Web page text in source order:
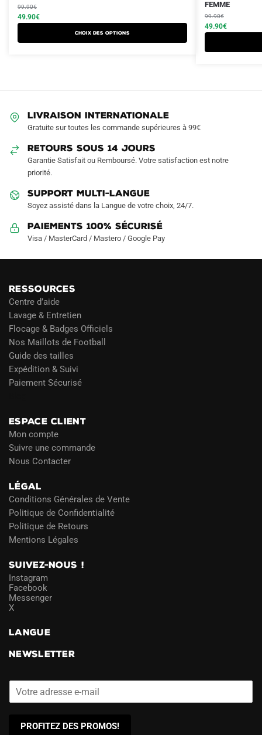
99.90€
prix
initial
était :
49.90€
prix
actuel
est :
Choix des options
produit
a
choisies
la
page
produit
FEMME
99.90€
prix
initial
était :
49.90€
prix
actuel
est :
produit
a
plusieurs
variations.
page
LIVRAISON INTERNATIONALE
Gratuite sur toutes les commande supérieures à 99€
RETOURS SOUS 14 JOURS
Garantie Satisfait ou Remboursé. Votre satisfaction est notre
priorité.
SUPPORT MULTI-LANGUE
Soyez assisté dans la Langue de votre choix, 24/7.
Paiements 100% Sécurisé
Visa / MasterCard / Mastero / Google Pay
RESSOURCES
Centre d’aide
Lavage & Entretien
Flocage & Badges Officiels
Nos Maillots de Football
Guide des tailles
Expédition & Suivi
Paiement Sécurisé
ESPACE CLIENT
Mon compte
Suivre une commande
Nous Contacter
LÉGAL
Conditions Générales de Vente
Politique de Confidentialité
Politique de Retours
Mentions Légales
SUIVEZ-NOUS !
Instagram
Facebook
Messenger
X
LANGUE
NEWSLETTER
PROFITEZ DES PROMOS!